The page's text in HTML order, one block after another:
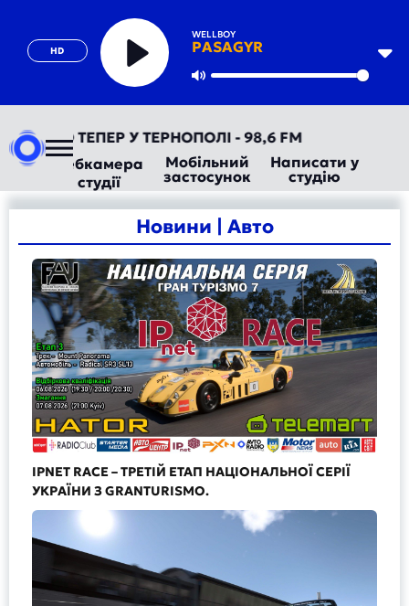
HD
WELLBOY
PASAGYR
Play
ТЕПЕР У ТЕРНОПОЛІ - 98,6 FM
Вебкамера
студії
Мобільний
застосунок
Написати у
студію
Новини | Авто
IPNET RACE – ТРЕТІЙ ЕТАП НАЦІОНАЛЬНОЇ СЕРІЇ
УКРАЇНИ З GRANTURISMO.